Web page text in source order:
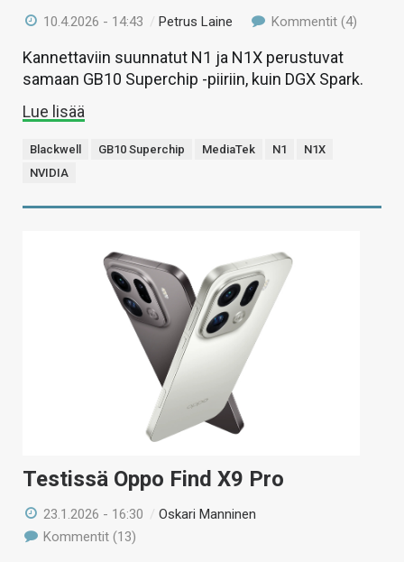
10.4.2026 - 14:43 /Petrus Laine Kommentit (4)
Kannettaviin suunnatut N1 ja N1X perustuvat
samaan GB10 Superchip -piiriin, kuin DGX Spark.
Lue lisää
Blackwell GB10 Superchip MediaTek N1
N1X
NVIDIA
Testissä Oppo Find X9 Pro
23.1.2026 - 16:30 /Oskari Manninen
Kommentit (13)